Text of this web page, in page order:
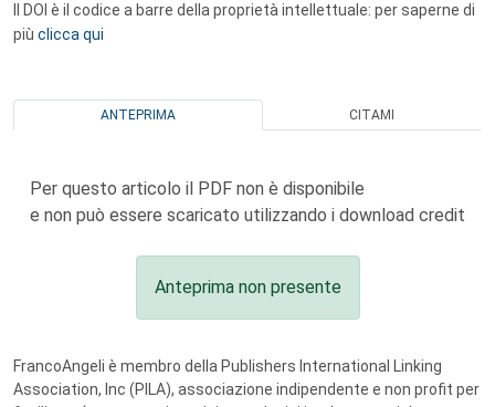
Il DOI è il codice a barre della proprietà intellettuale: per saperne di
più clicca qui
ANTEPRIMA CITAMI
Per questo articolo il PDF non è disponibile
e non può essere scaricato utilizzando i download credit
Anteprima non presente
FrancoAngeli è membro della Publishers International Linking
Association, Inc (PILA), associazione indipendente e non profit per